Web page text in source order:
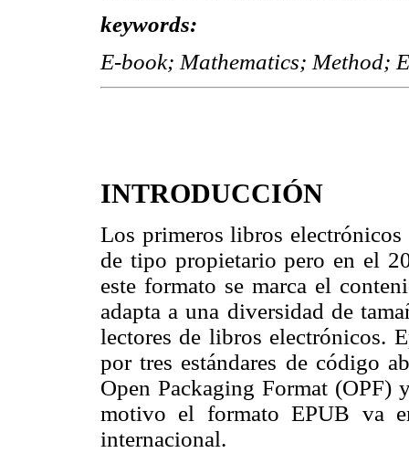
keywords:
E-book; Mathematics; Method;
INTRODUCCIÓN
Los primeros libros
de tipo propietario pero en el
este formato se marca el
adapta a una diversidad de
lectores de libros electrónicos.
por tres estándares de código
Open Packaging Format (OPF)
motivo el formato EPUB va
internacional.